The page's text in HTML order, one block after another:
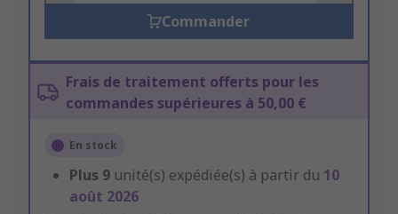
Commander
Frais de traitement offerts pour les
commandes supérieures à 50,00 €
En stock
Plus 9 unité(s) expédiée(s) à partir du 10
août 2026